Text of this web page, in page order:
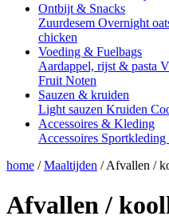
Ontbijt & Snacks
Zuurdesem Overnight
chicken
Voeding & Fuelbags
Aardappel, rijst & pasta
Fruit Noten
Sauzen & kruiden
Light sauzen Kruiden
Accessoires & Kleding
Accessoires Sportkleding
home / Maaltijden / Afvallen /
Afvallen /